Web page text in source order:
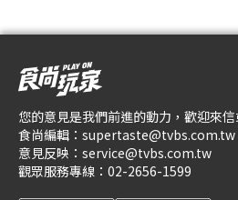
您的意見是我們前進的動力，歡迎來
食尚編輯： supertaste@tvbs.com.tw
意見反映： service@tvbs.com.tw
觀眾服務專線： 02-2656-1599